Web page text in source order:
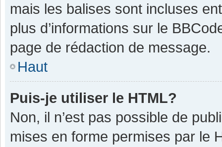
mais les balises sont incluses
plus d’informations sur le
page de rédaction de message.
Haut
Puis-je utiliser le HTML?
Non, il n’est pas possible de
mises en forme permises par le